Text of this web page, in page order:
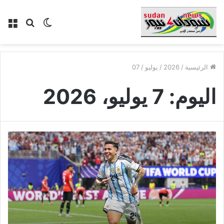
بحث الوضع
الرئيسية /
2026
/ يوليو /
07
اليوم: 7 يوليو، 2026